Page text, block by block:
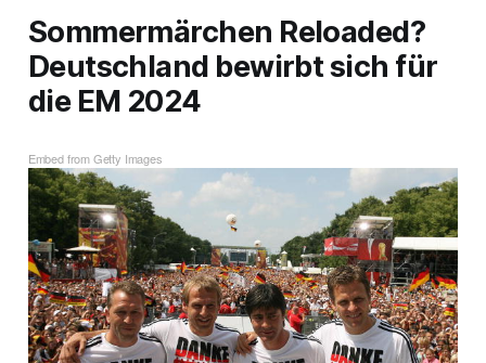
Sommermärchen Reloaded?
Deutschland bewirbt sich für
die EM 2024
Embed from Getty Images